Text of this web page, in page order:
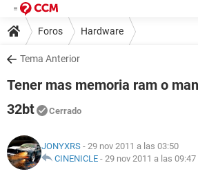
Foros Hardware
Tema Anterior
Tener mas memoria ram o
32bt
Cerrado
JONYXRS - 29 nov 2011 a las 03:50
CINENICLE - 29 nov 2011 a las 09:47